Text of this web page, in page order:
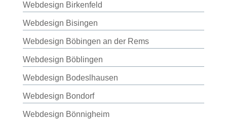
Webdesign Birkenfeld
Webdesign Bisingen
Webdesign Böbingen an der Rems
Webdesign Böblingen
Webdesign Bodeslhausen
Webdesign Bondorf
Webdesign Bönnigheim